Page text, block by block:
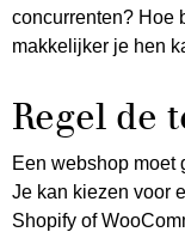
concurrenten? Hoe
makkelijker je hen
Regel de
Een webshop moet
Je kan kiezen voor
Shopify of